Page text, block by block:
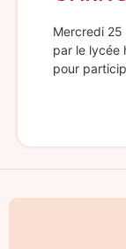
Mercredi 25
par le lycée
pour